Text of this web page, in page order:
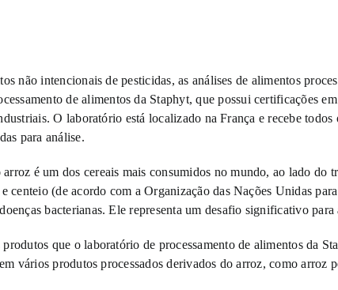
não intencionais de pesticidas, as análises de alimentos
de alimentos da Staphyt, que possui certificações
O laboratório está localizado na França e recebe
para análise.
é um dos cereais mais consumidos no mundo, ao lado
centeio (de acordo com a Organização das Nações Unidas
bacterianas. Ele representa um desafio significativo
que o laboratório de processamento de alimentos da
vários produtos processados derivados do arroz, como